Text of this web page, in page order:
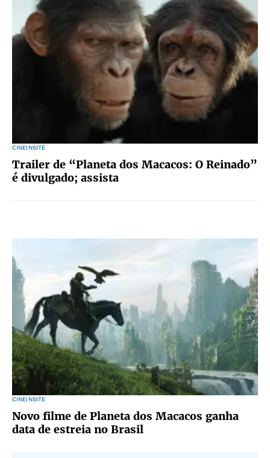
CINEINSITE
Trailer de “Planeta dos Macacos: O Reinado”
é divulgado; assista
CINEINSITE
Novo filme de Planeta dos Macacos ganha
data de estreia no Brasil